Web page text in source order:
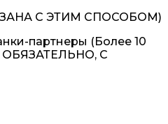
С ЭТИМ СПОСОБОМ)
партнеры (Более 10
ОБЯЗАТЕЛЬНО, С